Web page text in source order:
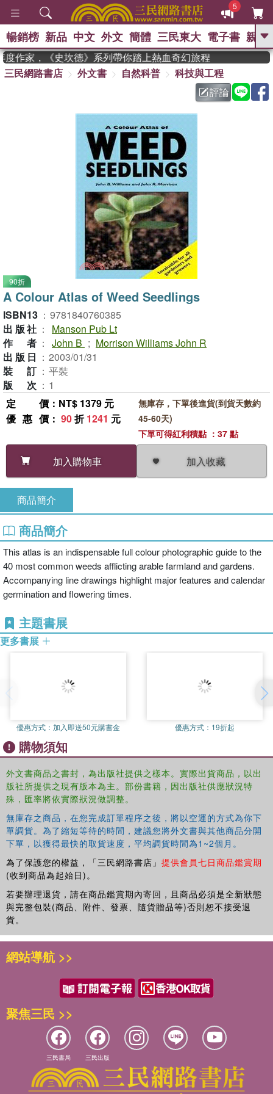
5
GO
熱搜： 東野圭吾 、 高希均教授回憶錄
父親節 、 如果歷
暑期推薦 、 國際布克
獎 臺灣漫遊錄 、 方念華
登輝時代 、 數學女孩：黎曼猜想
偉大的迷走神經
暢銷榜 新品 中文 外文 簡體 三民東大 電子書 親子
作家，《史坎德》系列帶你踏上熱血奇幻旅程
三民網路書店
外文書 自然科普
科技與工程
評論
90折
A Colour Atlas of Weed Seedlings
ISBN13 ： 9781840760385
出版社 ：
Manson Pub Lt
作者 ： John B ; Morrison Williams John R
出版日 ： 2003/01/31
裝訂 ： 平裝
版次 ： 1
定價 ：NT$ 1379 元
優惠價 ： 90折1241 元
加入購物車 加入收藏
無庫存，下單後進貨(到貨天數約
45-60天)
下單可得紅利積點 ：37 點
商品簡介
商品簡介
This atlas is an indispensable full colour photographic guide to the
40 most common weeds afflicting arable farmland and gardens.
Accompanying line drawings highlight major features and calendar
germination and flowering times.
主題書展
更多書展
優惠方式： 加入即送50元購書金 優惠方式： 19折起
購物須知
外文書商品之書封，為出版社提供之樣本。實際出貨商品，以出
版社所提供之現有版本為主。部份書籍，因出版社供應狀況特
殊，匯率將依實際狀況做調整。
無庫存之商品，在您完成訂單程序之後，將以空運的方式為你下
單調貨。為了縮短等待的時間，建議您將外文書與其他商品分開
下單，以獲得最快的取貨速度，平均調貨時間為1~2個月。
為了保護您的權益，「三民網路書店」 提供會員七日商品鑑賞期
(收到商品為起始日)。
若要辦理退貨，請在商品鑑賞期內寄回，且商品必須是全新狀態
與完整包裝(商品、附件、發票、隨貨贈品等)否則恕不接受退
貨。
網站導航 >>
聚焦三民 >>
三民書局 三民出版